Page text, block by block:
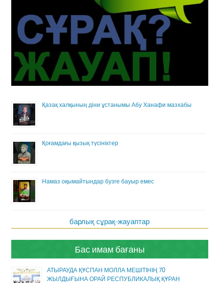
Қазақ халқының діни ұстанымы Абу Ханафи мазхабы
Қоғамдағы қызық түсініктер
Намаз оқымайтындар бузге бауыр емес
барлық сұрақ-жауаптар
Бас имам бағаны
АТЫРАУДА ҚҰСПАН МОЛЛА МЕШІТІНІҢ 70
ЖЫЛДЫҒЫНА ОРАЙ РЕСПУБЛИКАЛЫҚ ҚҰРАН